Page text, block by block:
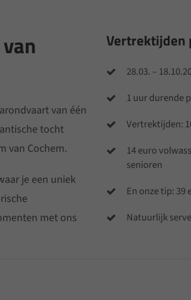
van één
tocht
van Cochem.
je een uniek
met ons
Vertrektijden
28.03. –
1 uur durende
Vertrektijden:
14 euro
senioren
En onze tip: 39
Natuurlijk